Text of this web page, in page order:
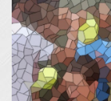
ZAKLJUČNO
LASCA